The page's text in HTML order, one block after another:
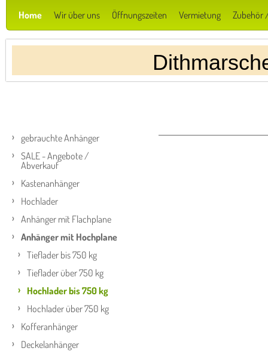
Home Wir über uns Öffnungszeiten Vermietung Zubehör
gebrauchte Anhänger
SALE - Angebote /
Abverkauf
Kastenanhänger
Hochlader
Anhänger mit Flachplane
Anhänger mit Hochplane
Tieflader bis 750 kg
Tieflader über 750 kg
Hochlader bis 750 kg
Hochlader über 750 kg
Kofferanhänger
Deckelanhänger